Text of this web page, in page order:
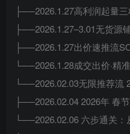
├──2026.1.27高利润起量
├──2026.1.27–3.01无货源
├──2026.1.27出价速推流
└──2026.1.28成交出价·精
└──2026.02.03无限推荐流
├──2026.02.04 2026年 春
└──2026.02.06 六步通关